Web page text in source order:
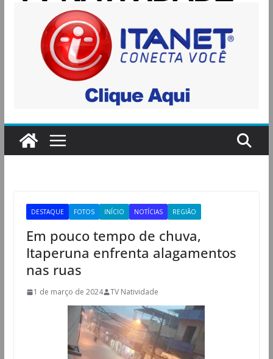
DESTAQUE FOTOS INÍCIO NOTÍCIAS REGIÃO
Em pouco tempo de chuva,
Itaperuna enfrenta alagamentos
nas ruas
1 de março de 2024 TV Natividade